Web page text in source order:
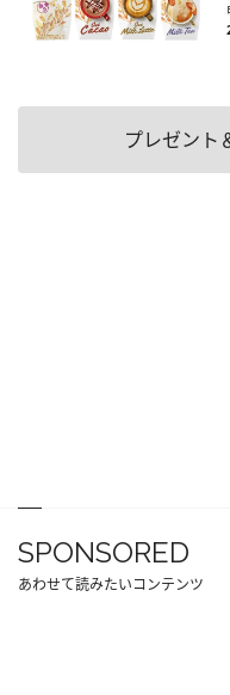
プレゼント
SPONSORED
あわせて読みたいコンテンツ